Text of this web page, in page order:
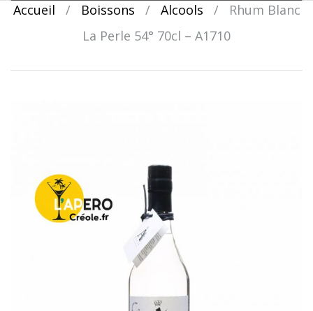
content
Accueil / Boissons / Alcools /
Rhum Blanc
La Perle 54° 70cl – A1710